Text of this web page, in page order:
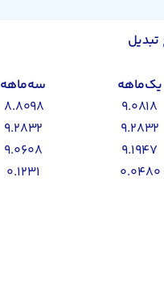
تبدیل
یک‌ماهه
سه‌ماهه
۹.۰۸۱۸
۸.۸۰۹۸
۹.۲۸۳۲
۹.۲۸۳۲
۹.۱۹۴۷
۹.۰۶۰۸
۰.۰۴۸۰ ۰.۱۲۳۱